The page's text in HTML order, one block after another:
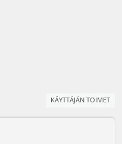
KÄYTTÄJÄN TOIMET